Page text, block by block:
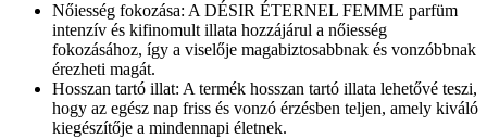
Nőiesség fokozása: A DÉSIR ÉTERNEL FEMME parfüm
intenzív és kifinomult illata hozzájárul a nőiesség
fokozásához, így a viselője magabiztosabbnak és vonzóbbnak
érezheti magát.
Hosszan tartó illat: A termék hosszan tartó illata lehetővé teszi,
hogy az egész nap friss és vonzó érzésben teljen, amely kiváló
kiegészítője a mindennapi életnek.